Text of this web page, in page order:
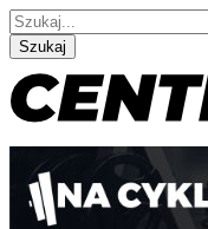
Szukaj